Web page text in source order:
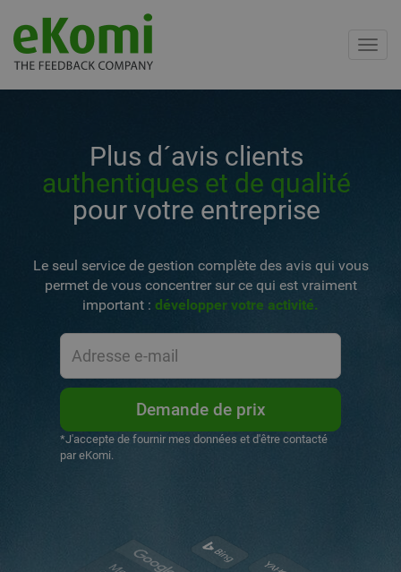
Plus d´avis clients
authentiques et de qualité
pour votre entreprise
Le seul service de gestion complète des avis qui vous
permet de vous concentrer sur ce qui est vraiment
important : développer votre activité.
Demande de prix
*J'accepte de fournir mes données et d'être contacté
par eKomi.